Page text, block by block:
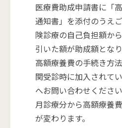
医療費助成申請書に「
通知書」を添付のうえ
険診療の自己負担額か
引いた額が助成額となり
高額療養費の手続き方
関受診時に加入されて
へお問い合わせくださ
月診療分から高額療養
が変わります。